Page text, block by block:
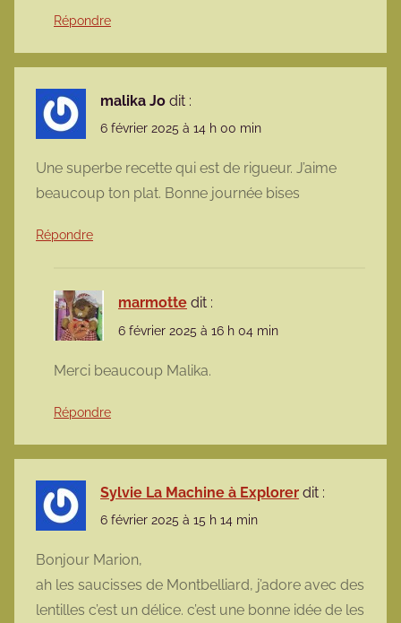
Répondre
malika Jo dit :
6 février 2025 à 14 h 00 min
Une superbe recette qui est de rigueur. J’aime
beaucoup ton plat. Bonne journée bises
Répondre
marmotte dit :
6 février 2025 à 16 h 04 min
Merci beaucoup Malika.
Répondre
Sylvie La Machine à Explorer dit :
6 février 2025 à 15 h 14 min
Bonjour Marion,
ah les saucisses de Montbelliard, j’adore avec des
lentilles c’est un délice. c’est une bonne idée de les